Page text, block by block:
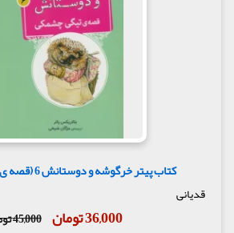
کتاب پیتر خرگوشه و دوستانش 6 (قصه ی تیگی چشمکی)
قدیانی
36,000 تومان 45,000 تومان